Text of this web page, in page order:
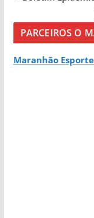
PARCEIROS O
Maranhão